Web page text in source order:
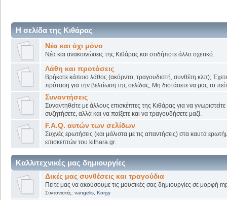
Η σελίδα της Κιθάρας
Νέα και όχι μόνο
Νέα και ανακοινώσεις της Κιθάρας και οτιδήποτε άλλο σχετικό.
Λάθη και προτάσεις
Βρήκατε κάποιο λάθος (ακόρντο, τραγουδιστή, συνθέτη κλπ);
πρόταση για την βελτίωση της σελίδας; Μη διστάσετε να μας το
Συναντήσεις
Συναντηθείτε με άλλους επισκέπτες της Κιθάρας για να
συζητήσετε, αλλά και να παίξετε και να τραγουδήσετε μαζί.
F.A.Q. αυτών των σελίδων
Συχνές ερωτήσεις (και μάλιστα με τις απαντήσεις) στα καυτά
επισκεπτών του kithara.gr.
Καλλιτεχνικές μας δημιουργίες
Δικές μας συνθέσεις και τραγούδια
Πείτε μας να ακούσουμε τις μουσικές σας δημιουργίες σε μορφή
Συντονιστές: vangelis, Korgy